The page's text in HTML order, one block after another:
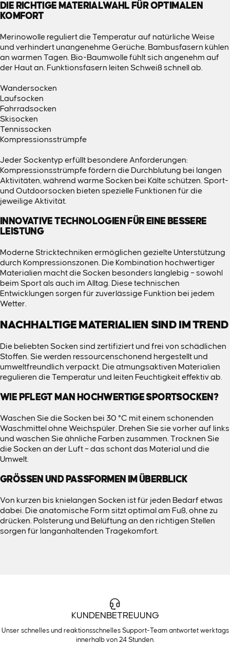
DIE RICHTIGE MATERIALWAHL FÜR OPTIMALEN
KOMFORT
Merinowolle reguliert die Temperatur auf natürliche Weise
und verhindert unangenehme Gerüche. Bambusfasern kühlen
an warmen Tagen. Bio-Baumwolle fühlt sich angenehm auf
der Haut an. Funktionsfasern leiten Schweiß schnell ab.
Wandersocken
Laufsocken
Fahrradsocken
Skisocken
Tennissocken
Kompressionsstrümpfe
Jeder Sockentyp erfüllt besondere Anforderungen:
Kompressionsstrümpfe fördern die Durchblutung bei langen
Aktivitäten, während warme Socken bei Kälte schützen. Sport-
und Outdoorsocken bieten spezielle Funktionen für die
jeweilige Aktivität.
INNOVATIVE TECHNOLOGIEN FÜR EINE BESSERE
LEISTUNG
Moderne Stricktechniken ermöglichen gezielte Unterstützung
durch Kompressionszonen. Die Kombination hochwertiger
Materialien macht die Socken besonders langlebig – sowohl
beim Sport als auch im Alltag. Diese technischen
Entwicklungen sorgen für zuverlässige Funktion bei jedem
Wetter.
NACHHALTIGE MATERIALIEN SIND IM TREND
Die beliebten Socken sind zertifiziert und frei von schädlichen
Stoffen. Sie werden ressourcenschonend hergestellt und
umweltfreundlich verpackt. Die atmungsaktiven Materialien
regulieren die Temperatur und leiten Feuchtigkeit effektiv ab.
WIE PFLEGT MAN HOCHWERTIGE SPORTSOCKEN?
Waschen Sie die Socken bei 30 °C mit einem schonenden
Waschmittel ohne Weichspüler. Drehen Sie sie vorher auf links
und waschen Sie ähnliche Farben zusammen. Trocknen Sie
die Socken an der Luft – das schont das Material und die
Umwelt.
GRÖSSEN UND PASSFORMEN IM ÜBERBLICK
Von kurzen bis knielangen Socken ist für jeden Bedarf etwas
dabei. Die anatomische Form sitzt optimal am Fuß, ohne zu
drücken. Polsterung und Belüftung an den richtigen Stellen
sorgen für langanhaltenden Tragekomfort.
KUNDENBETREUUNG
Unser schnelles und reaktionsschnelles Support-Team antwortet werktags
innerhalb von 24 Stunden.